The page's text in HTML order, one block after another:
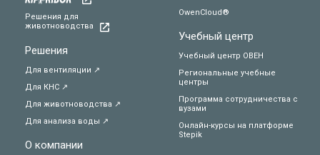
Решения для
животноводства
Решения
Для вентиляции ↗
Для КНС ↗
Для животноводства ↗
Для анализа воды ↗
О компании
OwenCloud®
Учебный центр
Учебный центр ОВЕН
Региональные учебные
центры
Программа сотрудничества с
вузами
Онлайн-курсы на платформе
Stepik